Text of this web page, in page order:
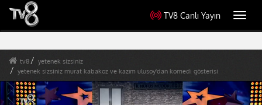
TV8 Canlı Yayın
tv8
yetenek sizsiniz
yetenek sizsiniz murat kabakoz ve kazım ulusoy'dan komedi gösterisi